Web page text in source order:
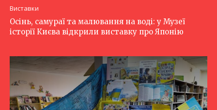
Виставки
Осінь, самураї та малювання на воді: у Музеї
історії Києва відкрили виставку про Японію